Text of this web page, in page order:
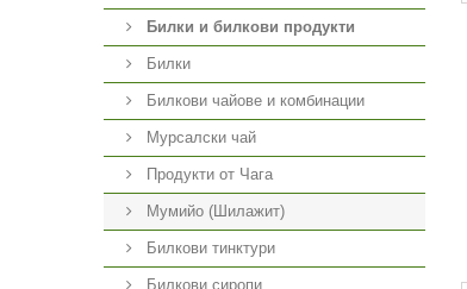
Билки и билкови продукти
Билки
Билкови чайове и комбинации
Мурсалски чай
Продукти от Чага
Мумийо (Шилажит)
Билкови тинктури
Билкови сиропи